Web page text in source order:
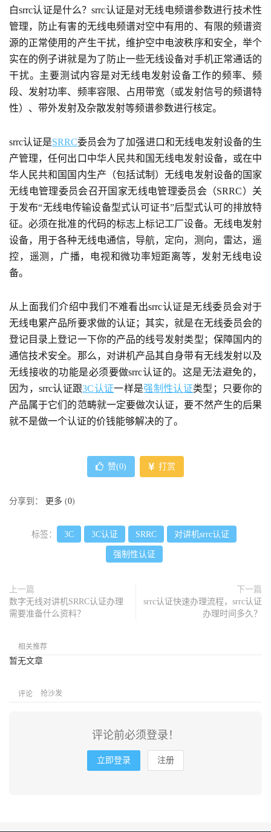
白srrc认证是什么？srrc认证是对无线电频谱参数进行技术性
管理，防止有害的无线电频谱对空中有用的、有限的频谱资
源的正常使用的产生干扰，维护空中电波秩序和安全，举个
实在的例子讲就是为了防止一些无线设备对手机正常通话的
干扰。主要测试内容是对无线电发射设备工作的频率、频
段、发射功率、频率容限、占用带宽（或发射信号的频谱特
性）、带外发射及杂散发射等频谱参数进行核定。
srrc认证是SRRC委员会为了加强进口和无线电发射设备的生
产管理，任何出口中华人民共和国无线电发射设备，或在中
华人民共和国国内生产（包括试制）无线电发射设备的国家
无线电管理委员会召开国家无线电管理委员会（SRRC）关
于发布“无线电传输设备型式认可证书”后型式认可的排放特
征。必须在批准的代码的标志上标记工厂设备。无线电发射
设备，用于各种无线电通信，导航，定向，测向，雷达，遥
控，遥测，广播，电视和微功率短距离等，发射无线电设
备。
从上面我们介绍中我们不难看出srrc认证是无线委员会对于
无线电累产品所要求做的认证；其实，就是在无线委员会的
登记目录上登记一下你的产品的线号发射类型；保障国内的
通信技术安全。那么，对讲机产品其自身带有无线发射以及
无线接收的功能是必须要做srrc认证的。这是无法避免的，
因为，srrc认证跟3C认证一样是强制性认证类型；只要你的
产品属于它们的范畴就一定要做次认证，要不然产生的后果
就不是做一个认证的价钱能够解决的了。
赞(0) 打赏
分享到： 更多 (0)
标签： 3C 3C认证 SRRC 对讲机srrc认证
强制性认证
上一篇
数字无线对讲机SRRC认证办理
需要准备什么资料？
下一篇
srrc认证快速办理流程，srrc认证
办理时间多久？
相关推荐
暂无文章
评论 抢沙发
评论前必须登录！
立即登录 注册